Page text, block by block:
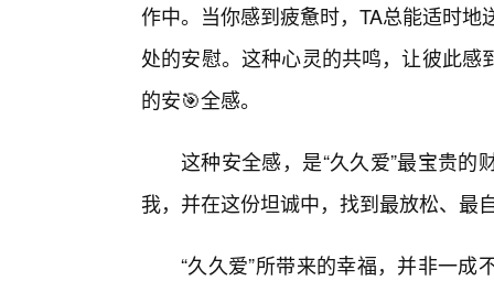
作中。当你感到疲惫时，TA总能适时
处的安慰。这种心灵的共鸣，让彼此
的安🎯全感。
这种安全感，是“久久爱”最宝贵
我，并在这份坦诚中，找到最放松、最
“久久爱”所带来的幸福，并非一